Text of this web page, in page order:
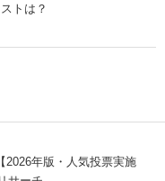
トは？
2026年版・人気投票実施